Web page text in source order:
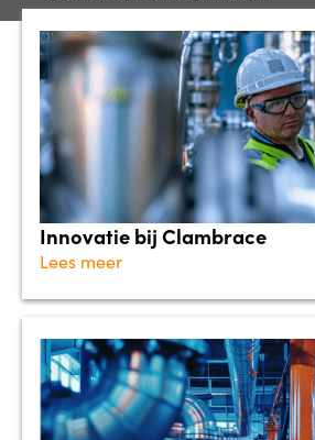
Innovatie bij Clambrace
Lees meer